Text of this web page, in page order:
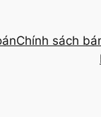
Chính sách